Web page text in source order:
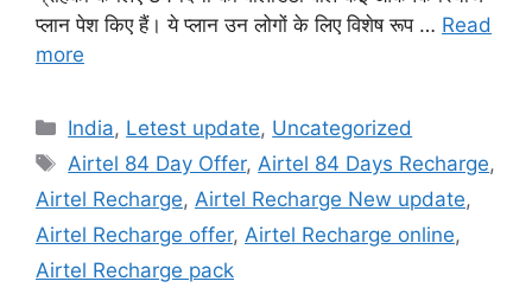
प्लान पेश किए हैं। ये प्लान उन लोगों के लिए विशेष रूप … Read
more
Categories
India, Letest update, Uncategorized
Tags
Airtel 84 Day Offer,Airtel 84 Days Recharge,
Airtel Recharge, Airtel Recharge New update,
Airtel Recharge offer, Airtel Recharge online,
Airtel Recharge pack